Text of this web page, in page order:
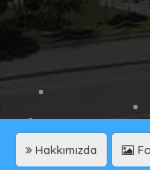
Hakkımızda